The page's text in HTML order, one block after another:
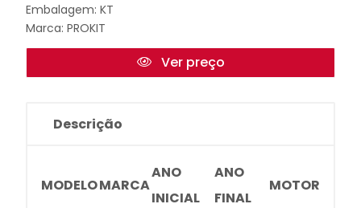
Embalagem: KT
Marca: PROKIT
Ver preço
Descrição
MODELOMARCA
ANO
INICIAL
ANO
FINAL
MOTOR